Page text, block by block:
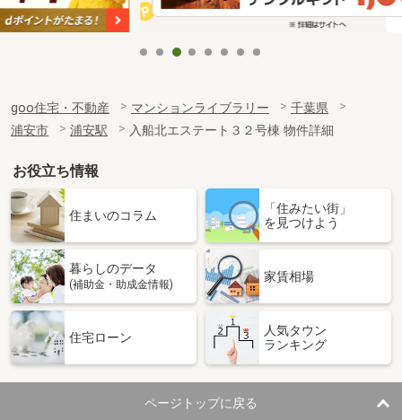
goo住宅・不動産 マンションライブラリー
千葉県
浦安市
浦安駅 入船北エステート３２号棟 物件詳細
お役立ち情報
住まいのコラム
「住みたい街」
を見つけよう
暮らしのデータ
(補助金・助成金情報)
家賃相場
住宅ローン
人気タウン
ランキング
ページトップに戻る